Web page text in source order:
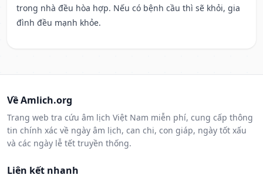
trong nhà đều hòa hợp. Nếu có bệnh cầu thì sẽ khỏi, gia
đình đều mạnh khỏe.
Về Amlich.org
Trang web tra cứu âm lịch Việt Nam miễn phí, cung cấp thông
tin chính xác về ngày âm lịch, can chi, con giáp, ngày tốt xấu
và các ngày lễ tết truyền thống.
Liên kết nhanh